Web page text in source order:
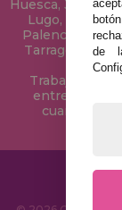
Huesca, Jaén,
Lugo, Madrid,
Palencia,
Tarragona,
Trabajamos
entregas
cuando el
de